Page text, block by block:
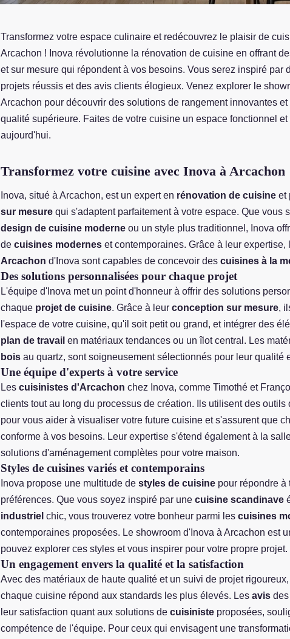
Transformez votre espace culinaire et redécouvrez le plaisir de
Arcachon ! Inova révolutionne la rénovation de cuisine en offrant
et sur mesure qui répondent à vos besoins. Vous serez inspiré par
projets réussis et des avis clients élogieux. Venez explorer le
Arcachon pour découvrir des solutions de rangement innovantes
qualité supérieure. Faites de votre cuisine un espace fonctionnel
aujourd'hui.
Transformez votre cuisine avec Inova à Arcachon
Inova, situé à Arcachon, est un expert en rénovation de cuisine et
sur mesure qui s'adaptent parfaitement à votre espace. Que vous
design de cuisine moderne ou un style plus traditionnel, Inova
de cuisines modernes et contemporaines. Grâce à leur expertise,
Arcachon d'Inova sont capables de concevoir des cuisines à la
Des solutions personnalisées pour chaque projet
L'équipe d'Inova met un point d'honneur à offrir des solutions
chaque projet de cuisine. Grâce à leur conception sur mesure,
l'espace de votre cuisine, qu'il soit petit ou grand, et intégrer des
plan de travail en matériaux tendances ou un îlot central. Les
bois au quartz, sont soigneusement sélectionnés pour leur qualité
Une équipe d'experts à votre service
Les cuisinistes d'Arcachon chez Inova, comme Timothé et
clients tout au long du processus de création. Ils utilisent des outils
pour vous aider à visualiser votre future cuisine et s'assurent que
conforme à vos besoins. Leur expertise s'étend également à la
solutions d'aménagement complètes pour votre maison.
Styles de cuisines variés et contemporains
Inova propose une multitude de styles de cuisine pour répondre à
préférences. Que vous soyez inspiré par une cuisine scandinave
industriel chic, vous trouverez votre bonheur parmi les cuisines
contemporaines proposées. Le showroom d'Inova à Arcachon est
pouvez explorer ces styles et vous inspirer pour votre propre projet.
Un engagement envers la qualité et la satisfaction
Avec des matériaux de haute qualité et un suivi de projet
chaque cuisine répond aux standards les plus élevés. Les avis
leur satisfaction quant aux solutions de cuisiniste proposées,
compétence de l'équipe. Pour ceux qui envisagent une